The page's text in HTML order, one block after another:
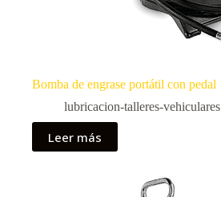
Bomba de engrase portátil con pedal
lubricacion-talleres-vehiculares
Leer más